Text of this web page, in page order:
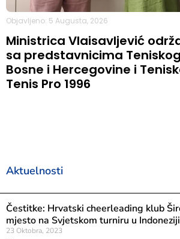
Objavljeno: 5 Augusta, 2026
Ministrica Vlaisavljević
sa predstavnicima
Bosne i Hercegovine i
Tenis Pro 1996
Aktuelnosti
Čestitke: Hrvatski cheerleading klub
mjesto na Svjetskom turniru u Indoneziji
23 Oktobra, 2023